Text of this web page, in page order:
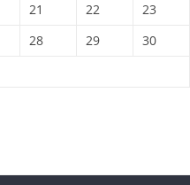
21 22
23
28 29
30